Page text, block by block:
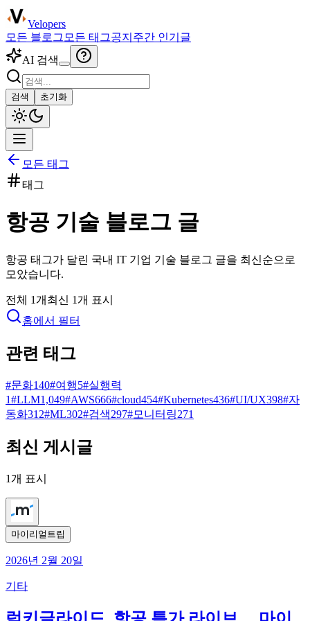
Velopers
모든 블로그 모든 태그공지 주간 인기글
AI 검색
검색 초기화
모든 태그
태그
항공 기술 블로그 글
항공 태그가 달린 국내 IT 기업 기술 블로그 글을 최신순으로
모았습니다.
전체 1개 최신 1개 표시
홈에서 필터
관련 태그
#문화140#여행5#실행력
1#LLM1,049#AWS666#cloud454#Kubernetes436#UI/UX398#자
동화312#ML302#검색297#모니터링271
최신 게시글
1개 표시
마이리얼트립
2026년 2월 20일
기타